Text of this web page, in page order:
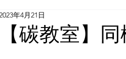
【碳教室】
年4月21日